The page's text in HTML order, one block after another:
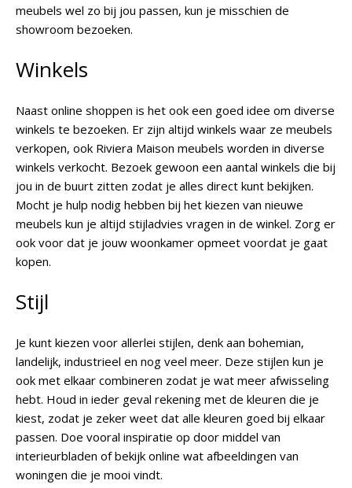
meubels wel zo bij jou passen, kun je misschien de
showroom bezoeken.
Winkels
Naast online shoppen is het ook een goed idee om diverse
winkels te bezoeken. Er zijn altijd winkels waar ze meubels
verkopen, ook Riviera Maison meubels worden in diverse
winkels verkocht. Bezoek gewoon een aantal winkels die bij
jou in de buurt zitten zodat je alles direct kunt bekijken.
Mocht je hulp nodig hebben bij het kiezen van nieuwe
meubels kun je altijd stijladvies vragen in de winkel. Zorg er
ook voor dat je jouw woonkamer opmeet voordat je gaat
kopen.
Stijl
Je kunt kiezen voor allerlei stijlen, denk aan bohemian,
landelijk, industrieel en nog veel meer. Deze stijlen kun je
ook met elkaar combineren zodat je wat meer afwisseling
hebt. Houd in ieder geval rekening met de kleuren die je
kiest, zodat je zeker weet dat alle kleuren goed bij elkaar
passen. Doe vooral inspiratie op door middel van
interieurbladen of bekijk online wat afbeeldingen van
woningen die je mooi vindt.